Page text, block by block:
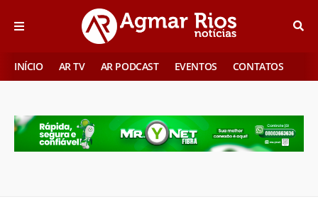
INÍCIO AR TV AR PODCAST EVENTOS CONTATOS